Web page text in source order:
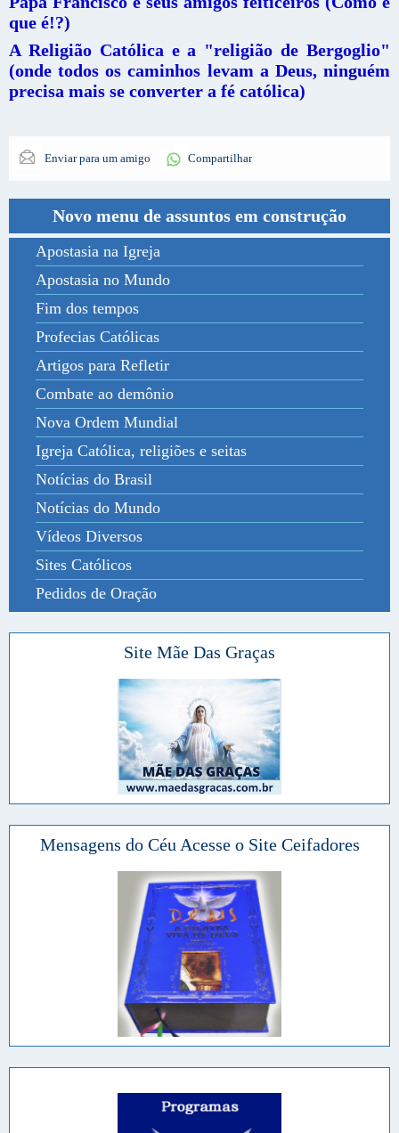
que é!?)
A Religião Católica e a "religião de Bergoglio"
(onde todos os caminhos levam a Deus, ninguém
precisa mais se converter a fé católica)
Enviar para um amigo Compartilhar
Novo menu de assuntos em construção
Apostasia na Igreja
Apostasia no Mundo
Fim dos tempos
Profecias Católicas
Artigos para Refletir
Combate ao demônio
Nova Ordem Mundial
Igreja Católica, religiões e seitas
Notícias do Brasil
Notícias do Mundo
Vídeos Diversos
Sites Católicos
Pedidos de Oração
Site Mãe Das Graças
Mensagens do Céu Acesse o Site Ceifadores